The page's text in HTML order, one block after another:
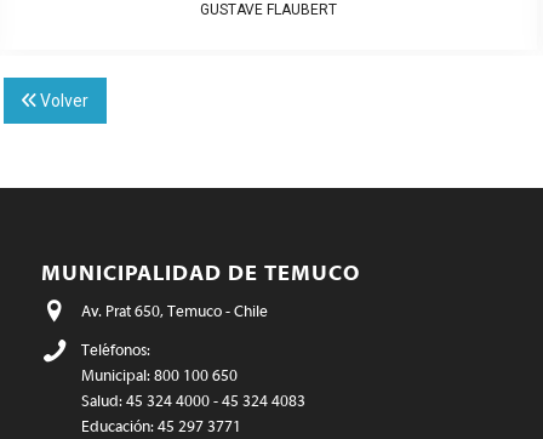
GUSTAVE FLAUBERT
Volver
MUNICIPALIDAD DE TEMUCO
Av. Prat 650, Temuco - Chile
Teléfonos:
Municipal: 800 100 650
Salud: 45 324 4000 - 45 324 4083
Educación: 45 297 3771